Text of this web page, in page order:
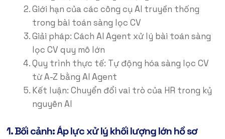
Giới hạn của các công cụ AI truyền thống
trong bài toán sàng lọc CV
Giải pháp: Cách AI Agent xử lý bài toán sàng
lọc CV quy mô lớn
Quy trình thực tế: Tự động hóa sàng lọc CV
từ A-Z bằng AI Agent
Kết luận: Chuyển đổi vai trò của HR trong kỷ
nguyên AI
1. Bối cảnh: Áp lực xử lý khối lượng lớn hồ sơ